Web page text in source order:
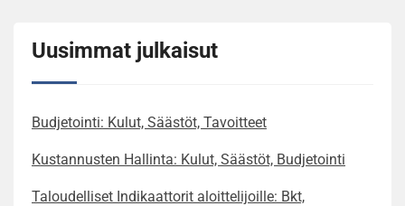
Uusimmat julkaisut
Budjetointi: Kulut, Säästöt, Tavoitteet
Kustannusten Hallinta: Kulut, Säästöt, Budjetointi
Taloudelliset Indikaattorit aloittelijoille: Bkt,